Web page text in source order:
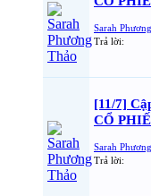
Sarah
Trả lời:
[11/7]
CỔ
Sarah
Trả lời: